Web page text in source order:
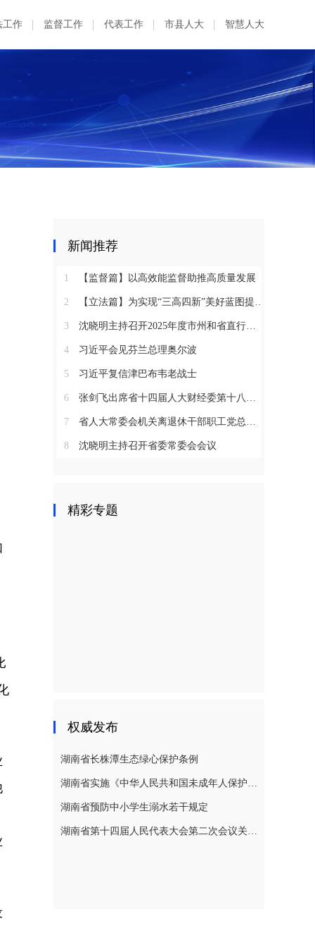
工作 监督工作 代表工作 市县人大 智慧人大
新闻推荐
1 【监督篇】以高效能监督助推高质量发展
2 【立法篇】为实现“三高四新”美好蓝图提供坚实法治保障
3 沈晓明主持召开2025年度市州和省直行业系统党（工）委书记抓基层党建工作述职评议会议
4 习近平会见芬兰总理奥尔波
5 习近平复信津巴布韦老战士
6 张剑飞出席省十四届人大财经委第十八次全体会议
7 省人大常委会机关离退休干部职工党总支召开2025年度总结表彰大会
8 沈晓明主持召开省委常委会会议
精彩专题
权威发布
湖南省长株潭生态绿心保护条例
湖南省实施《中华人民共和国未成年人保护法》若干规定
湖南省预防中小学生溺水若干规定
湖南省第十四届人民代表大会第二次会议关于湖南省人民代表大会常务委员会工作报告的决议